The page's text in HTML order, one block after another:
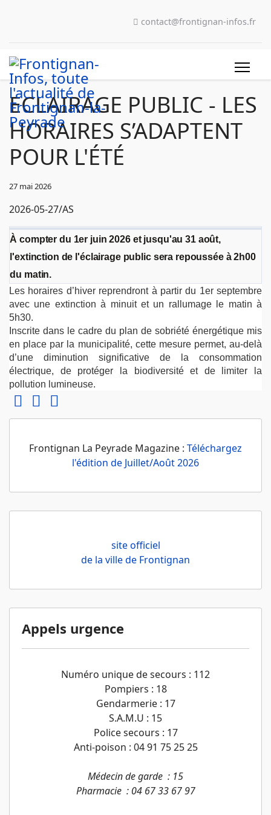
contact@frontignan-infos.fr
ECLAIRAGE PUBLIC - LES
HORAIRES S’ADAPTENT
POUR L'ÉTÉ
27 mai 2026
2026-05-27/AS
À compter du 1er juin 2026 et jusqu'au 31 août,
l'extinction de l'éclairage public sera repoussée à 2h00
du matin.
Les horaires d’hiver reprendront à partir du 1er septembre
avec une extinction à minuit et un rallumage le matin à
5h30.
Inscrite dans le cadre du plan de sobriété énergétique mis
en place par la municipalité, cette mesure permet, au-delà
d’une diminution significative de la consommation
électrique, de protéger la biodiversité et de limiter la
pollution lumineuse.
Frontignan La Peyrade Magazine : Téléchargez
l'édition de Juillet/Août 2026
site officiel
de la ville de Frontignan
Appels urgence
Numéro unique de secours : 112
Pompiers : 18
Gendarmerie : 17
S.A.M.U : 15
Police secours : 17
Anti-poison : 04 91 75 25 25
Médecin de garde : 15
Pharmacie : 04 67 33 67 97